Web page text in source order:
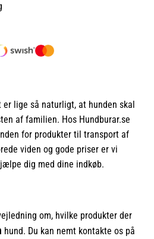
er lige så naturligt, at hunden skal
af familien. Hos Hundburar.se
for produkter til transport af
viden og gode priser er vi
dig med dine indkøb.
om, hvilke produkter der
hund. Du kan nemt kontakte os på